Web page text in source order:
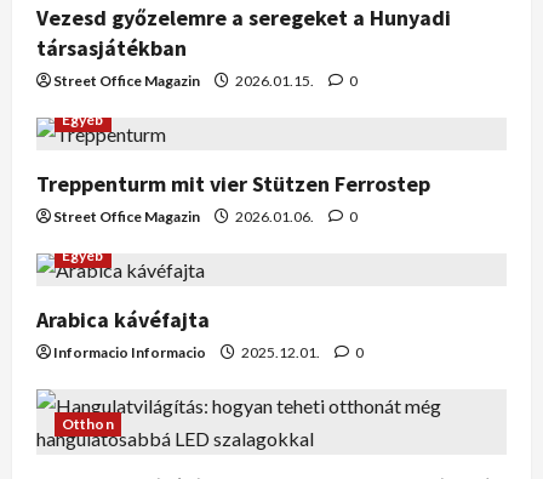
Vezesd győzelemre a seregeket a Hunyadi
társasjátékban
Street Office Magazin 2026.01.15. 0
Egyéb
Treppenturm mit vier Stützen Ferrostep
Street Office Magazin 2026.01.06. 0
Egyéb
Arabica kávéfajta
Informacio Informacio 2025.12.01. 0
Otthon